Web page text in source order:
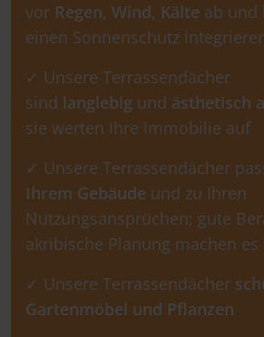
vor Regen, Wind, Kälte ab und
einen Sonnenschutz
✓ Unsere Terrassendächer
sind langlebig und ästhetisch
sie werten Ihre Immobilie auf
✓ Unsere Terrassendächer
Ihrem Gebäude und zu Ihren
Nutzungsansprüchen; gute
akribische Planung machen
✓ Unsere Terrassendächer
Gartenmöbel und Pflanzen